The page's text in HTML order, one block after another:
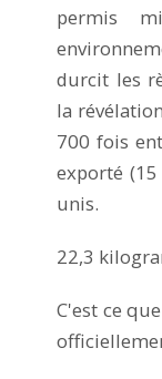
permis
durcit les
la
700 fois
exporté
unis.
22,3
C'est ce